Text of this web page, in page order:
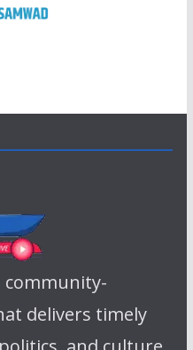
community-
delivers timely